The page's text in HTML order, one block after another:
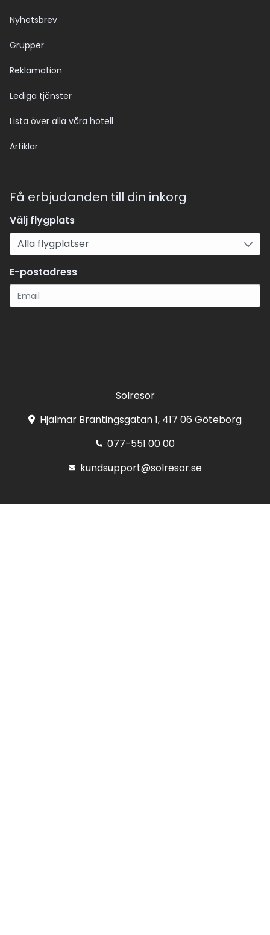
Nyhetsbrev
Grupper
Reklamation
Lediga tjänster
Lista över alla våra hotell
Artiklar
Få erbjudanden till din inkorg
Välj flygplats
E-postadress
Solresor
Hjalmar Brantingsgatan 1, 417 06 Göteborg
077-551 00 00
kundsupport@solresor.se